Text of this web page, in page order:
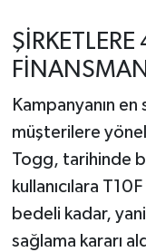
FİNANSMAN
Kampanyanın en
müşterilere
Togg, tarihinde
kullanıcılara
bedeli kadar,
sağlama kararı